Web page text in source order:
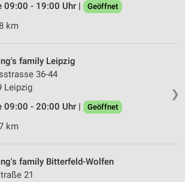
09:00 - 19:00 Uhr |
Geöffnet
km
❯
family Leipzig
36-44
Leipzig
09:00 - 20:00 Uhr |
Geöffnet
km
family Bitterfeld-Wolfen
21